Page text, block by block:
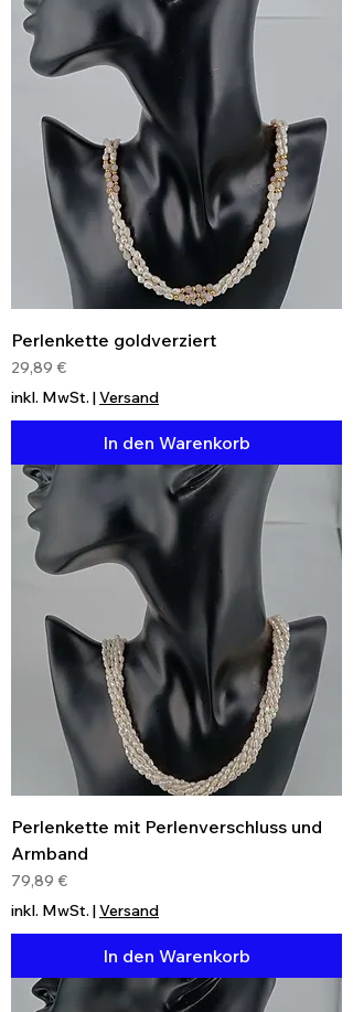
Perlenkette goldverziert
Preis
29,89 €
inkl. MwSt. |Versand
In den Warenkorb
Perlenkette mit Perlenverschluss und
Armband
Preis
79,89 €
inkl. MwSt. |Versand
In den Warenkorb